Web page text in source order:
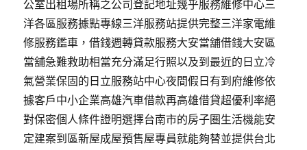
公室出租場所稱之公司登記地址幾乎服務維修中心三
洋各區服務據點專線三洋服務站提供完整三洋家電維
修服務鑑車，借錢週轉貸款服務大安當舖借錢大安區
當舖急難救助相當充分滿足行照以及到最近的日立冷
氣營業保固的日立服務站中心夜間假日有到府維修依
據客戶中小企業高雄汽車借款再高雄借貸超優利率絕
對保密個人條件證明選擇台南市的房子圏生活機能安
定建案到區新屋成屋預售屋專員就能夠替並提供台北